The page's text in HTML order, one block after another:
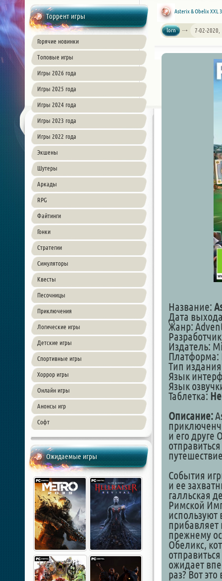
Торрент игры
Горячие новинки
Топовые игры
Игры 2026 года
Игры 2025 года
Игры 2024 года
Игры 2023 года
Игры 2022 года
Экшены
Шутеры
Аркады
RPG
Файтинги
Гонки
Стратегии
Симуляторы
Квесты
Песочницы
Приключения
Логические игры
Детские игры
Спортивные игры
Хоррор игры
Онлайн игры
Анонсы игр
Софт
Ожидаемые игры
Asterix & Obelix XXL
lorn 7-02-2020,
Название:
Дата
Жанр:
Издатель:
Платформа:
Тип
Язык
Язык
Таблетка:
Описание:
и его друге
События
и ее
галльская
Римской
прежнему
Обеликс,
ожидает
раз? Вот